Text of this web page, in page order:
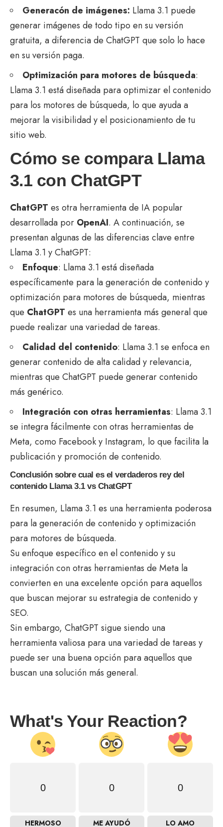
Generacón de imágenes: Llama 3.1 puede
generar imágenes de todo tipo en su versión
gratuita, a diferencia de ChatGPT que solo lo hace
en su versión paga.
Optimización para motores de búsqueda:
Llama 3.1 está diseñada para optimizar el contenido
para los motores de búsqueda, lo que ayuda a
mejorar la visibilidad y el posicionamiento de tu
sitio web.
Cómo se compara Llama
3.1 con ChatGPT
ChatGPT es otra herramienta de IA popular
desarrollada por OpenAI. A continuación, se
presentan algunas de las diferencias clave entre
Llama 3.1 y ChatGPT:
Enfoque: Llama 3.1 está diseñada
específicamente para la generación de contenido y
optimización para motores de búsqueda, mientras
que ChatGPT es una herramienta más general que
puede realizar una variedad de tareas.
Calidad del contenido: Llama 3.1 se enfoca en
generar contenido de alta calidad y relevancia,
mientras que ChatGPT puede generar contenido
más genérico.
Integración con otras herramientas: Llama 3.1
se integra fácilmente con otras herramientas de
Meta, como Facebook y Instagram, lo que facilita la
publicación y promoción de contenido.
Conclusión sobre cual es el verdaderos rey del
contenido Llama 3.1 vs ChatGPT
En resumen, Llama 3.1 es una herramienta poderosa
para la generación de contenido y optimización
para motores de búsqueda.
Su enfoque específico en el contenido y su
integración con otras herramientas de Meta la
convierten en una excelente opción para aquellos
que buscan mejorar su estrategia de contenido y
SEO.
Sin embargo, ChatGPT sigue siendo una
herramienta valiosa para una variedad de tareas y
puede ser una buena opción para aquellos que
buscan una solución más general.
What's Your Reaction?
0
HERMOSO
0
ME AYUDÓ
0
LO AMO